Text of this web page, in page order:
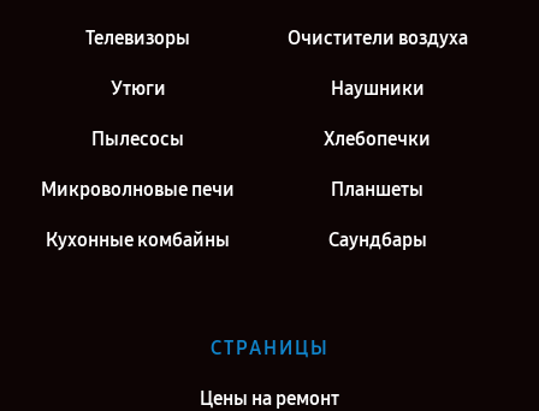
Телевизоры Очистители воздуха
Утюги Наушники
Пылесосы Хлебопечки
Микроволновые печи Планшеты
Кухонные комбайны Саундбары
СТРАНИЦЫ
Цены на ремонт